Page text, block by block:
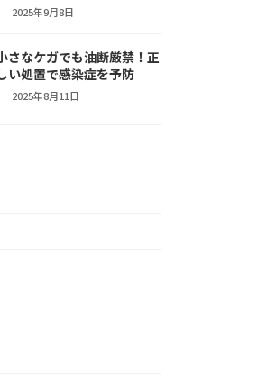
2025年9月8日
さなケガでも油断厳禁！正
い処置で感染症を予防
2025年8月11日